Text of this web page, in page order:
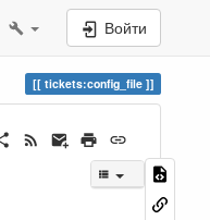
Войти
tickets:config_file